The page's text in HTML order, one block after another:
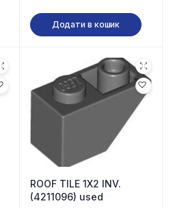
Додати в кошик
ROOF TILE 1X2 INV.
(4211096) used